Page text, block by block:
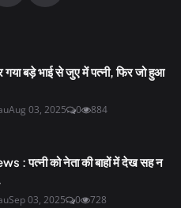
गया बड़े भाई से जुए में पत्नी, फिर जो हुआ
Aug 03, 2025 0 884
: पत्नी को नेता की बाहों में देख सह न
Sep 03, 2025 0 728